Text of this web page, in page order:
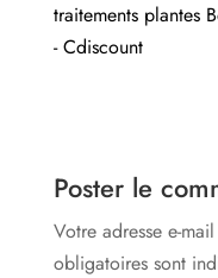
traitements plantes
- Cdiscount
Poster le
Votre adresse e-
obligatoires sont